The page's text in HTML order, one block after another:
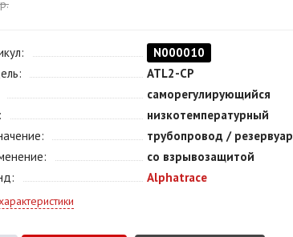
N000010
ATL2-CP
саморегулирующийся
низкотемпературный
трубопровод / резервуар
со взрывозащитой
Alphatrace